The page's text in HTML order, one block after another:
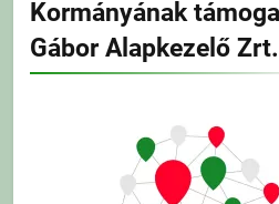
Kormányának
Gábor Alapkezelő Zrt.